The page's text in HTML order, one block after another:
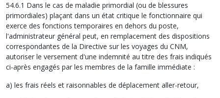
54.6.1 Dans le cas de maladie primordial (ou de blessures
primordiales) plaçant dans un état critique le fonctionnaire qui
exerce des fonctions temporaires en dehors du poste,
l'administrateur général peut, en remplacement des dispositions
correspondantes de la Directive sur les voyages du CNM,
autoriser le versement d'une indemnité au titre des frais indiqués
ci-après engagés par les membres de la famille immédiate :
a) les frais réels et raisonnables de déplacement aller-retour,